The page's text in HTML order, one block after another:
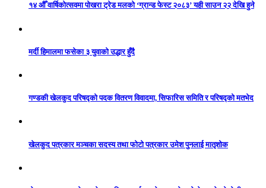
१४ औँ वार्षिकोत्सवमा पोखरा ट्रेड मलको ‘ग्रान्ड फेस्ट २०८३’ यही साउन २२ देखि हुने
मर्दी हिमालमा फसेका ३ युवाको उद्धार हुँदै
गण्डकी खेलकुद परिषद्को पदक वितरण विवादमा, सिफारिस समिति र परिषद्को मतभेद
खेलकुद पत्रकार मञ्चका सदस्य तथा फोटो पत्रकार उमेश पुनलाई मातृशोक